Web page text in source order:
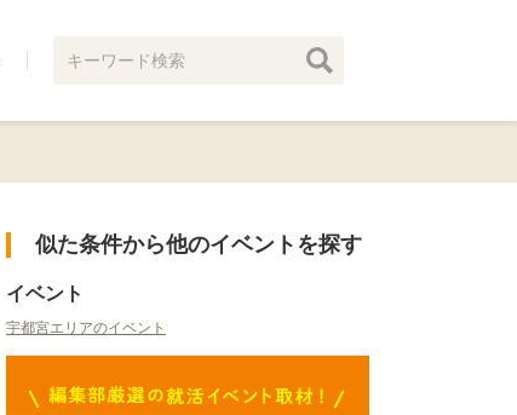
似た条件から他のイベントを探す
イベント
宇都宮エリアのイベント